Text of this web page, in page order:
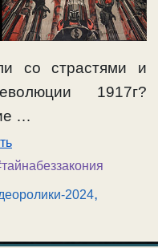
со страстями и
1917г?
…
2024,